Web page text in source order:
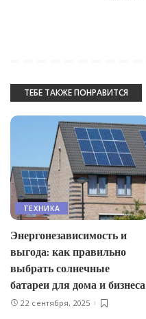
ТЕБЕ ТАКЖЕ ПОНРАВИТСЯ
ТЕХНИКА
Энергонезависимость и
выгода: как правильно
выбрать солнечные
батареи для дома и бизнеса
22 сентября, 2025